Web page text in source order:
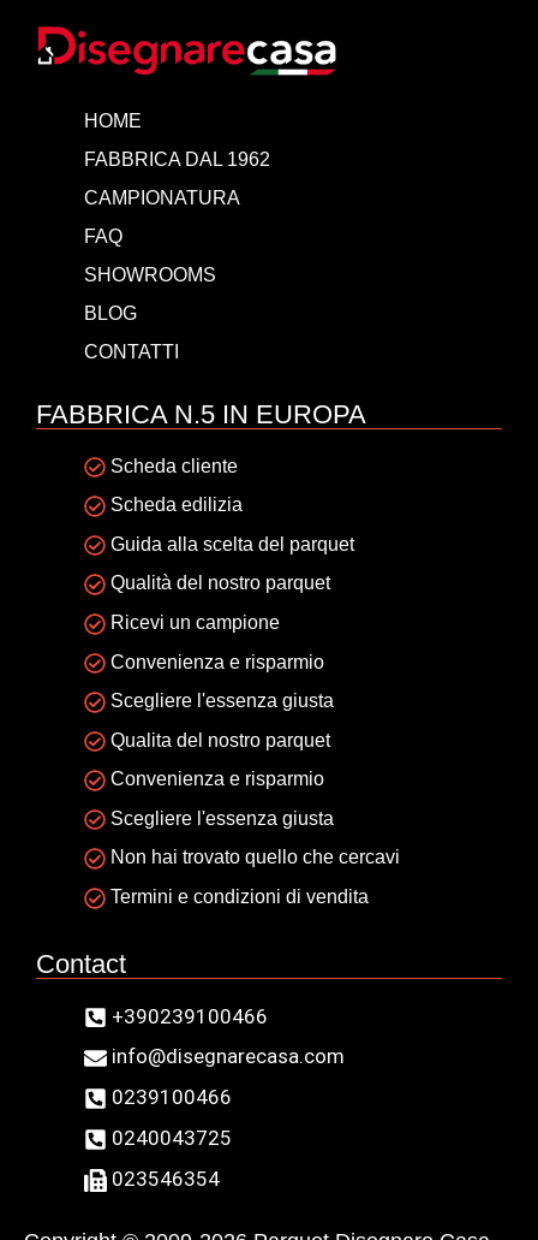
HOME
FABBRICA DAL 1962
CAMPIONATURA
FAQ
SHOWROOMS
BLOG
CONTATTI
FABBRICA N.5 IN EUROPA
Scheda cliente
Scheda edilizia
Guida alla scelta del parquet
Qualità del nostro parquet
Ricevi un campione
Convenienza e risparmio
Scegliere l'essenza giusta
Qualita del nostro parquet
Convenienza e risparmio
Scegliere l'essenza giusta
Non hai trovato quello che cercavi
Termini e condizioni di vendita
Contact
+390239100466
info@disegnarecasa.com
0239100466
0240043725
023546354